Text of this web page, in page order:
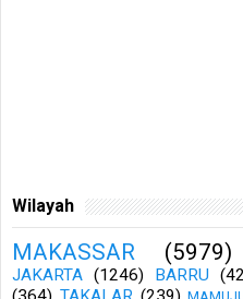
Wilayah
MAKASSAR (5979)
JAKARTA (1246) BARRU